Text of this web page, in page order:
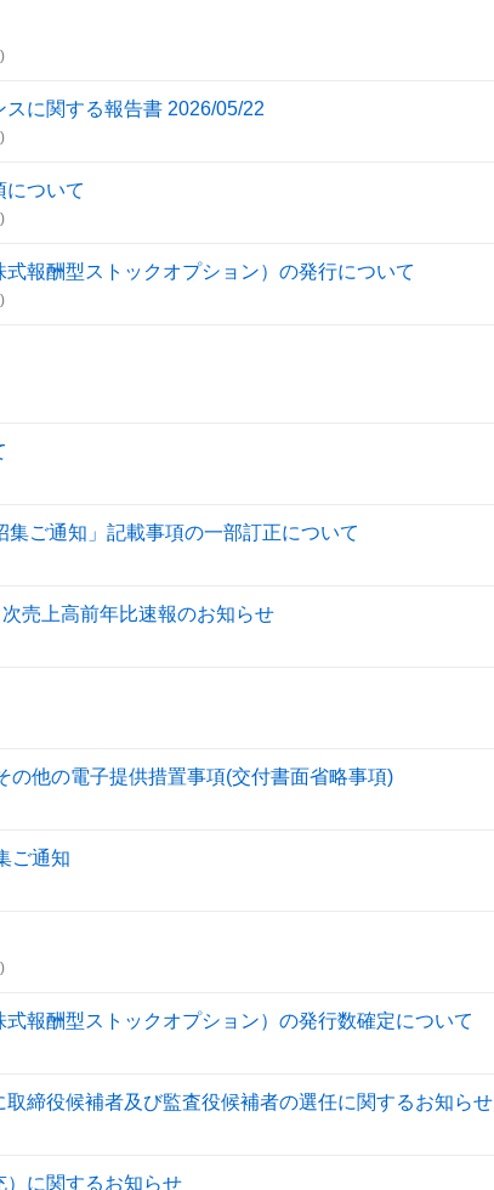
に関する報告書 2026/05/22
について
報酬型ストックオプション）の発行について
集ご通知」記載事項の一部訂正について
売上高前年比速報のお知らせ
他の電子提供措置事項(交付書面省略事項)
ご通知
報酬型ストックオプション）の発行数確定について
締役候補者及び監査役候補者の選任に関するお知らせ
）に関するお知らせ